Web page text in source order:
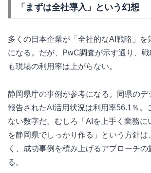
「まずは全社導入」という幻想
多くの日本企業が「全社的なAI戦略」を
になる。だが、PwC調査が示す通り、
も現場の利用率は上がらない。
静岡県庁の事例が参考になる。同県のデ
報告されたAI活用状況は利用率56.1％。
ない数字だ。むしろ「AIを上手く業務に
を静岡県でしっかり作る」という方針は
く、成功事例を積み上げるアプローチ
る。